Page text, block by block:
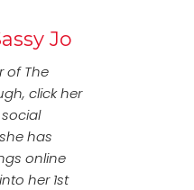
Jo
of The
click her
has
online
her 1st